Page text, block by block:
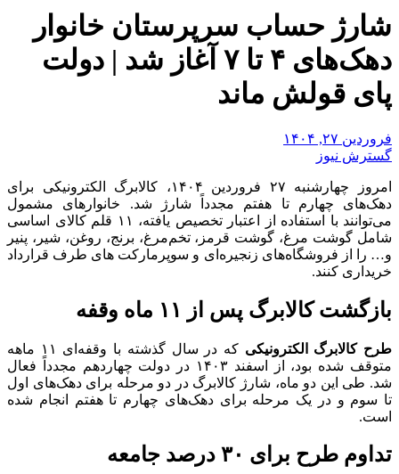
شارژ حساب سرپرستان خانوار
دهک‌های ۴ تا ۷ آغاز شد | دولت
پای قولش ماند
فروردین ۲۷, ۱۴۰۴
گسترش نیوز
امروز چهارشنبه ۲۷ فروردین ۱۴۰۴، کالابرگ الکترونیکی برای
دهک‌های چهارم تا هفتم مجدداً شارژ شد. خانوارهای مشمول
می‌توانند با استفاده از اعتبار تخصیص یافته، ۱۱ قلم کالای اساسی
شامل گوشت مرغ، گوشت قرمز، تخم‌مرغ، برنج، روغن، شیر، پنیر
و… را از فروشگاه‌های زنجیره‌ای و سوپرمارکت‌ های طرف قرارداد
خریداری کنند.
بازگشت کالابرگ پس از ۱۱ ماه وقفه
طرح کالابرگ الکترونیکی
که در سال گذشته با وقفه‌ای ۱۱ ماهه
متوقف شده بود، از اسفند ۱۴۰۳ در دولت چهاردهم مجدداً فعال
شد. طی این دو ماه، شارژ کالابرگ در دو مرحله برای دهک‌های اول
تا سوم و در یک مرحله برای دهک‌های چهارم تا هفتم انجام شده
است.
تداوم طرح برای ۳۰ درصد جامعه